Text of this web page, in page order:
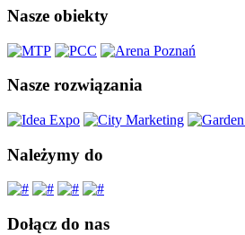
Nasze obiekty
Nasze rozwiązania
Należymy do
Dołącz do nas